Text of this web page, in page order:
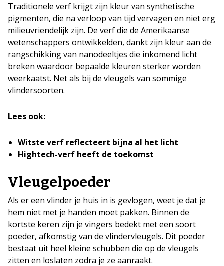
Traditionele verf krijgt zijn kleur van synthetische
pigmenten, die na verloop van tijd vervagen en niet erg
milieuvriendelijk zijn. De verf die de Amerikaanse
wetenschappers ontwikkelden, dankt zijn kleur aan de
rangschikking van nanodeeltjes die inkomend licht
breken waardoor bepaalde kleuren sterker worden
weerkaatst. Net als bij de vleugels van sommige
vlindersoorten.
Lees ook:
Witste verf reflecteert bijna al het licht
Hightech-verf heeft de toekomst
Vleugelpoeder
Als er een vlinder je huis in is gevlogen, weet je dat je
hem niet met je handen moet pakken. Binnen de
kortste keren zijn je vingers bedekt met een soort
poeder, afkomstig van de vlindervleugels. Dit poeder
bestaat uit heel kleine schubben die op de vleugels
zitten en loslaten zodra je ze aanraakt.